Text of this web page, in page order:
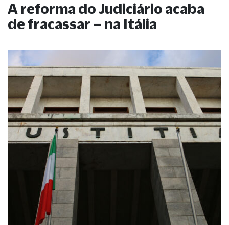
A reforma do Judiciário acaba
de fracassar – na Itália